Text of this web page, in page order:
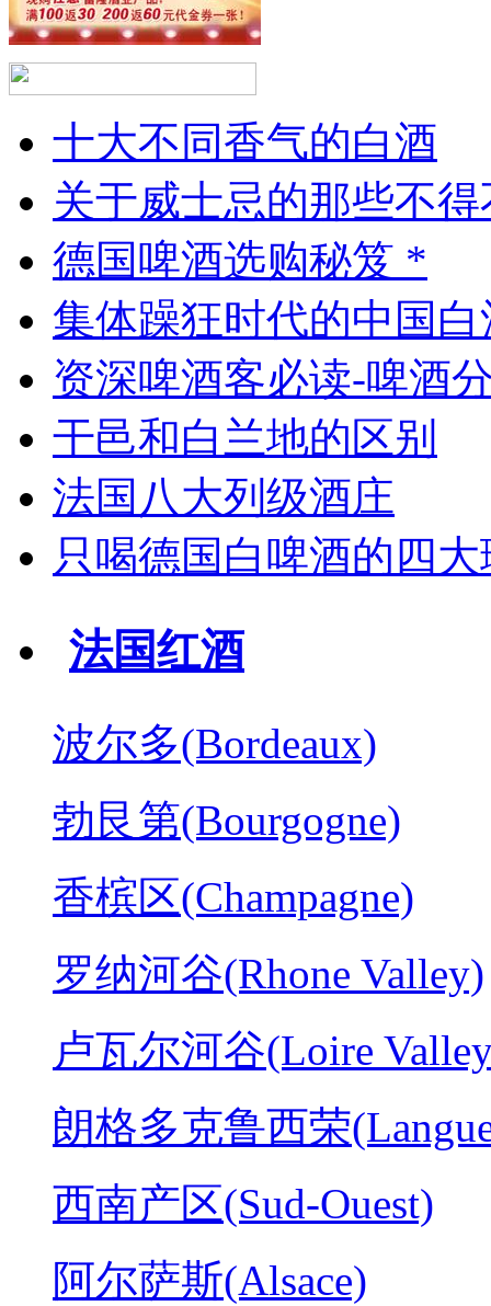
十大不同香气的白酒
关于威士忌的那些不
德国啤酒选购秘笈 *
集体躁狂时代的中国白
资深啤酒客必读-啤酒
干邑和白兰地的区别
法国八大列级酒庄
只喝德国白啤酒的四
法国红酒
波尔多(Bordeaux)
勃艮第(Bourgogne)
香槟区(Champagne)
罗纳河谷(Rhone Valley)
卢瓦尔河谷(Loire
朗格多克鲁西荣
西南产区(Sud-Ouest)
阿尔萨斯(Alsace)